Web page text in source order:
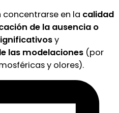
concentrarse en la calidad
de la ausencia o
y
las modelaciones (por
y olores).